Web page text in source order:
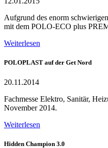
Aufgrund des enorm
mit dem POLO-ECO plus
Weiterlesen
POLOPLAST auf der Get Nord
20.11.2014
Fachmesse Elektro, Sanitär,
November 2014.
Weiterlesen
Hidden Champion 3.0